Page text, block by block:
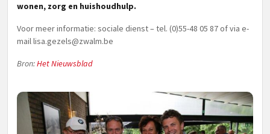
wonen, zorg en huishoudhulp.
Voor meer informatie: sociale dienst – tel. (0)55-48 05 87 of via e-
maillisa.gezels@zwalm.be
Bron:Het Nieuwsblad